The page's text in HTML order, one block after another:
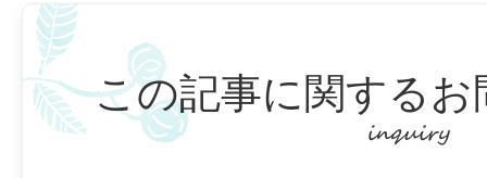
この記事に関するお